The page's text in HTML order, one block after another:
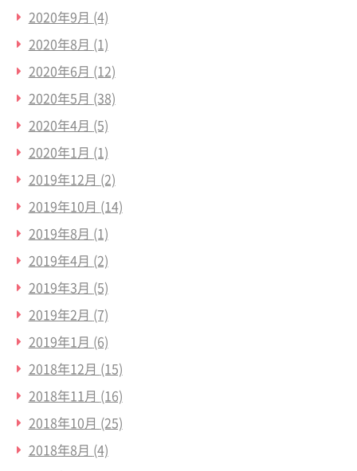
2020年9月 (4)
2020年8月 (1)
2020年6月 (12)
2020年5月 (38)
2020年4月 (5)
2020年1月 (1)
2019年12月 (2)
2019年10月 (14)
2019年8月 (1)
2019年4月 (2)
2019年3月 (5)
2019年2月 (7)
2019年1月 (6)
2018年12月 (15)
2018年11月 (16)
2018年10月 (25)
2018年8月 (4)